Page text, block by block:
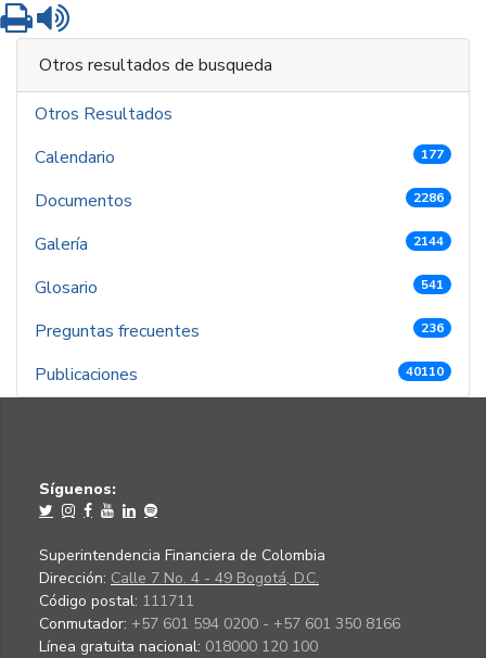
Imprimir
Otros resultados de busqueda
Otros Resultados
Calendario
177
Documentos 2286
Galería 2144
Glosario 541
Preguntas frecuentes 236
Publicaciones 40110
Síguenos:
Superintendencia Financiera de Colombia
Dirección: Calle 7 No. 4 - 49 Bogotá, D.C.
Código postal: 111711
Conmutador: +57 601 594 0200 - +57 601 350 8166
Línea gratuita nacional: 018000 120 100